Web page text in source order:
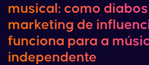
musical: como
marketing de
funciona para a
independente